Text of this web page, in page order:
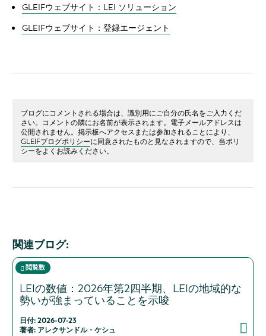
GLEIFウェブサイト：LEI ソリューション
GLEIFウェブサイト：登録エージェント
ブログにコメントされる場合は、識別用にご自分の氏名をご入力くだ
さい。コメントの隣にお名前が表示されます。電子メールアドレスは
公開されません。掲示板へアクセスまたは参加されることにより、
GLEIFブログポリシーに同意されたものと見なされますので、当ポリ
シーをよくお読みください。
関連ブログ:
閲覧数
LEIの数値：2026年第2四半期、LEIの地域的な
勢いが強まっていることを示唆
日付: 2026-07-23
著者: アレクサンドル・ケシュ